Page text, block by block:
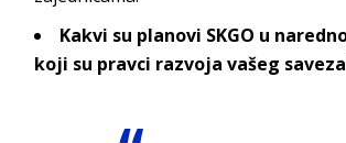
Kakvi su planovi SKGO u
koji su pravci razvoja vašeg